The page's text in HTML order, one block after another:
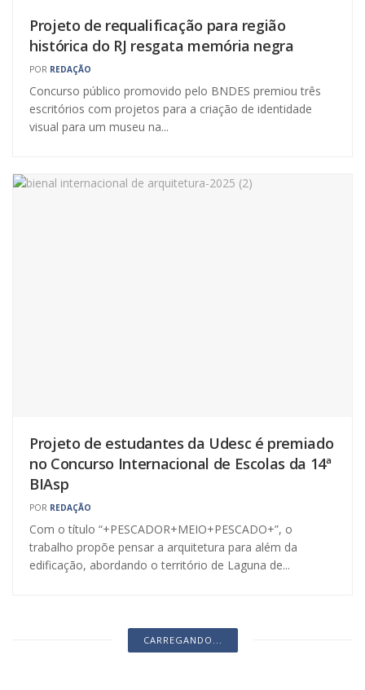
Projeto de requalificação para região
histórica do RJ resgata memória negra
POR REDAÇÃO
Concurso público promovido pelo BNDES premiou três
escritórios com projetos para a criação de identidade
visual para um museu na...
Projeto de estudantes da Udesc é premiado
no Concurso Internacional de Escolas da 14ª
BIAsp
POR REDAÇÃO
Com o título “+PESCADOR+MEIO+PESCADO+”, o
trabalho propõe pensar a arquitetura para além da
edificação, abordando o território de Laguna de...
CARREGANDO...